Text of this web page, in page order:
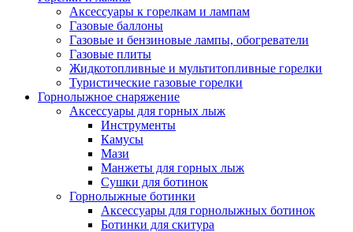
Аксессуары к горелкам и лампам
Газовые баллоны
Газовые и бензиновые лампы, обогреватели
Газовые плиты
Жидкотопливные и мультитопливные горелки
Туристические газовые горелки
Горнолыжное снаряжение
Аксессуары для горных лыж
Инструменты
Камусы
Мази
Манжеты для горных лыж
Сушки для ботинок
Горнолыжные ботинки
Аксессуары для горнолыжных ботинок
Ботинки для скитура